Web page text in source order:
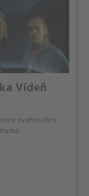
Vídeň
svého otce.